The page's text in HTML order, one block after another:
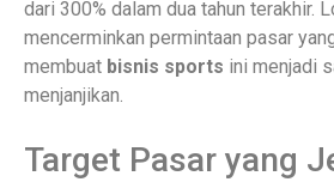
dari 300% dalam dua tahun terakhir.
mencerminkan permintaan pasar
membuat bisnis sports ini menjadi
menjanjikan.
Target Pasar yang